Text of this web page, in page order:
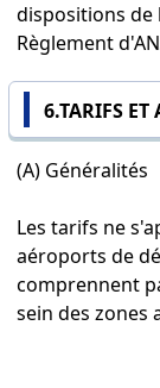
dispositions de
Règlement
6.TARIFS
(A) Généralités
Les tarifs ne
aéroports de
comprennent
sein des zones